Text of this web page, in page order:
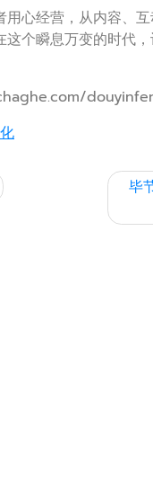
心经营，从内容、
个瞬息万变的时代
毕